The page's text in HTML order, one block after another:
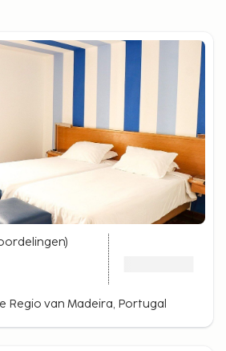
)
Regio van Madeira, Portugal